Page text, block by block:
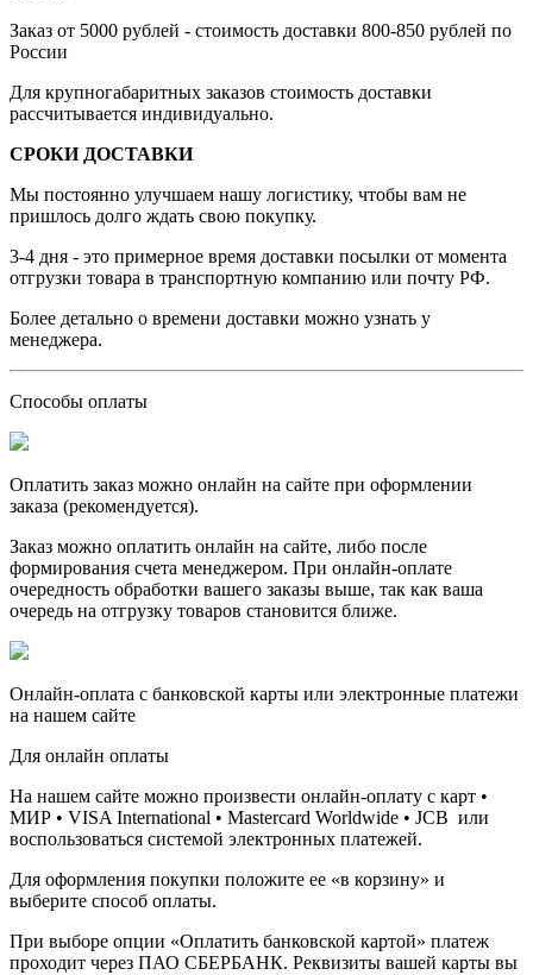
Заказ от 5000 рублей - стоимость доставки 800-850 рублей по
России
Для крупногабаритных заказов стоимость доставки
рассчитывается индивидуально.
СРОКИ ДОСТАВКИ
Мы постоянно улучшаем нашу логистику, чтобы вам не
пришлось долго ждать свою покупку.
3-4 дня - это примерное время доставки посылки от момента
отгрузки товара в транспортную компанию или почту РФ.
Более детально о времени доставки можно узнать у
менеджера.
Способы оплаты
Оплатить заказ можно онлайн на сайте при оформлении
заказа (рекомендуется).
Заказ можно оплатить онлайн на сайте, либо после
формирования счета менеджером. При онлайн-оплате
очередность обработки вашего заказы выше, так как ваша
очередь на отгрузку товаров становится ближе.
Онлайн-оплата с банковской карты или электронные платежи
на нашем сайте
Для онлайн оплаты
На нашем сайте можно произвести онлайн-оплату с карт •
МИР • VISA International • Mastercard Worldwide • JCB или
воспользоваться системой электронных платежей.
Для оформления покупки положите ее «в корзину» и
выберите способ оплаты.
При выборе опции «Оплатить банковской картой» платеж
проходит через ПАО СБЕРБАНК. Реквизиты вашей карты вы